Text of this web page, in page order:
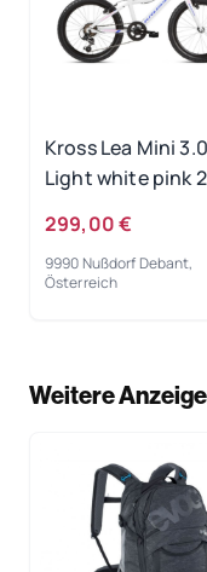
Kross Lea Mini 3.0
Light white pink
299,00 €
9990 Nußdorf Debant,
Österreich
Weitere